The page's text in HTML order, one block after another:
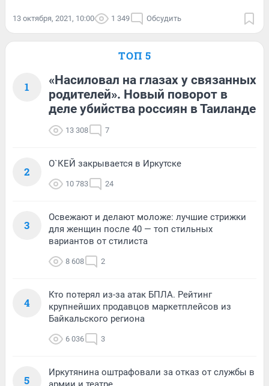
13 октября, 2021, 10:00 1 349 Обсудить
ТОП 5
1
«Насиловал на глазах у связанных
родителей». Новый поворот в
деле убийства россиян в Таиланде
13 308 7
2
О`КЕЙ закрывается в Иркутске
10 783 24
3
Освежают и делают моложе: лучшие стрижки
для женщин после 40 — топ стильных
вариантов от стилиста
8 608 2
4
Кто потерял из-за атак БПЛА. Рейтинг
крупнейших продавцов маркетплейсов из
Байкальского региона
6 036 3
5
Иркутянина оштрафовали за отказ от службы в